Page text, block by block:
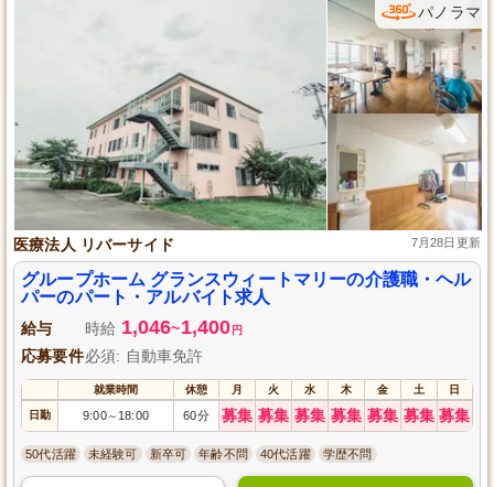
パノラマ
医療法人 リバーサイド 7月28日更新
グループホーム グランスウィートマリーの介護職・ヘル
パーのパート・アルバイト求人
給与 時給 1,046~1,400 円
応募要件必須: 自動車免許
就業時間 休憩 月 火 水 木 金 土 日
日勤 9:00～ 18:00 60分 募集 募集 募集 募集 募集 募集 募集
50代活躍 未経験可 新卒可 年齢不問 40代活躍 学歴不問